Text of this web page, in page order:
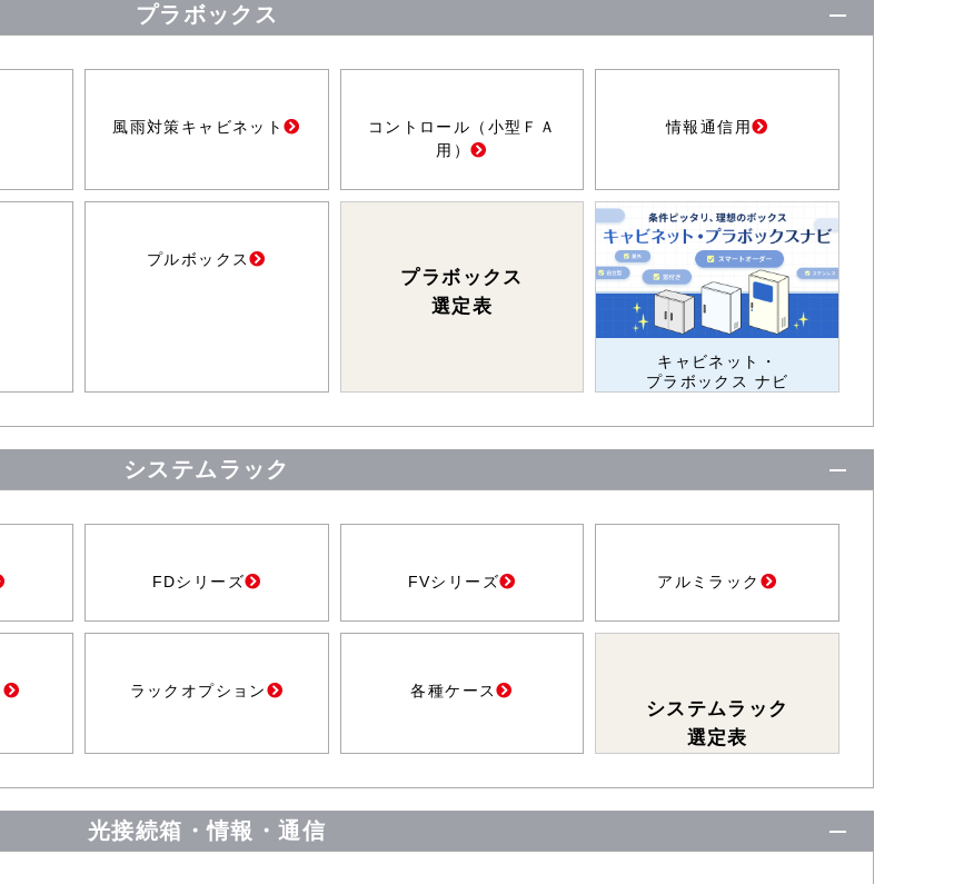
プラボックス
風雨対策キャビネット
コントロール（小型ＦＡ
用）
情報通信用
プルボックス
プラボックス
選定表
キャビネット・
プラボックス ナビ
システムラック
FDシリーズ FVシリーズ アルミラック
ラックオプション 各種ケース
システムラック
選定表
光接続箱・情報・通信